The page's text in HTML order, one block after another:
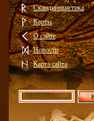
Скандинавистика
Карты
О сайте
Новости
Карта сайта